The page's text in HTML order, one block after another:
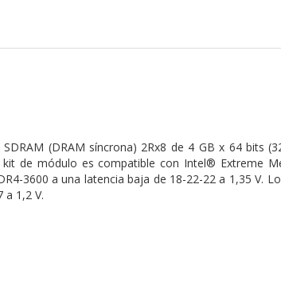
(DRAM síncrona) 2Rx8 de 4 GB x 64 bits
de módulo es compatible con Intel® Extreme
3600 a una latencia baja de 18-22-22 a 1,35 V.
a 1,2 V.